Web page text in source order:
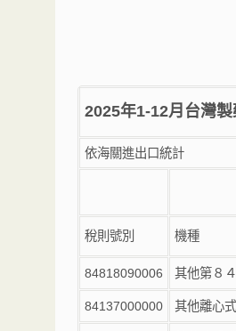
2025年1-12月台灣
依海關進出口統計
稅則號別 機種
84818090006 其他第８
84137000000 其他離心